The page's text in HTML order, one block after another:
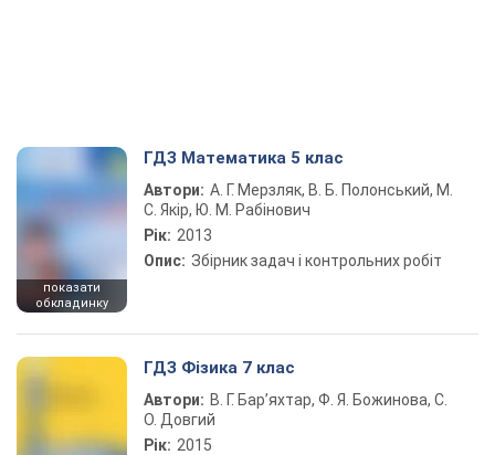
показати
обкладинку
ГДЗ Математика 5 клас
Автори: А. Г. Мерзляк, В. Б. Полонський, М.
С. Якір, Ю. М. Рабінович
Рік: 2013
Опис: Збірник задач і контрольних робіт
ГДЗ Фізика 7 клас
Автори: В. Г. Бар’яхтар, Ф. Я. Божинова, С.
О. Довгий
Рік: 2015